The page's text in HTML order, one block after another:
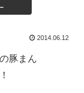
2014.06.12
豚まん